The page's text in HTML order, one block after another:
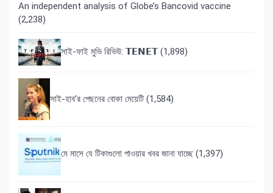
An independent analysis of Globe’s Bancovid vaccine
(2,238)
সাই-ফাই মুভি রিভিউ: 𝗧𝗘𝗡𝗘𝗧 (1,898)
সাই-হাব’র পেছনের বোকা মেয়েটি (1,584)
মে মাসে যে টিকাগুলো পাওয়ার খবর জানা যাচ্ছে (1,397)